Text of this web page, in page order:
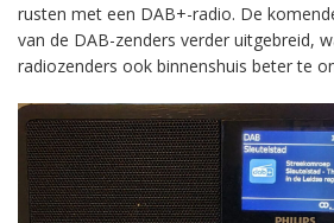
rusten met een DAB+-radio. De
van de DAB-zenders verder uitgebreid,
radiozenders ook binnenshuis beter te